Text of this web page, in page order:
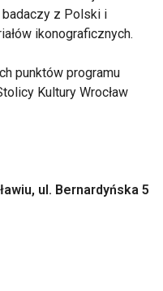
z Polski i
ikonograficznych.
punktów programu
Kultury Wrocław
ul. Bernardyńska 5